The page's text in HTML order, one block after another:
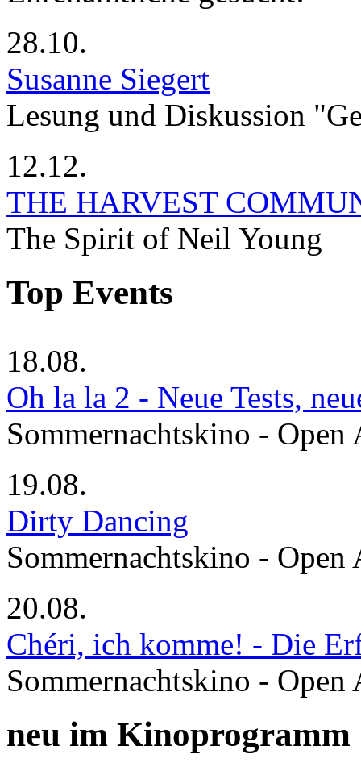
28.10.
Susanne Siegert
Lesung und Diskussion
12.12.
THE HARVEST
The Spirit of Neil Young
Top Events
18.08.
Oh la la 2 - Neue Tests,
Sommernachtskino - Open
19.08.
Dirty Dancing
Sommernachtskino - Open
20.08.
Chéri, ich komme! - Die
Sommernachtskino - Open
neu im Kinoprogramm